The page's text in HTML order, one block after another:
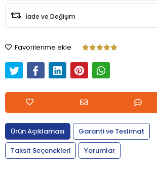
İade ve Değişim
Favorilerime ekle
Ürün Açıklaması
Garanti ve Teslimat
Taksit Seçenekleri
Yorumlar